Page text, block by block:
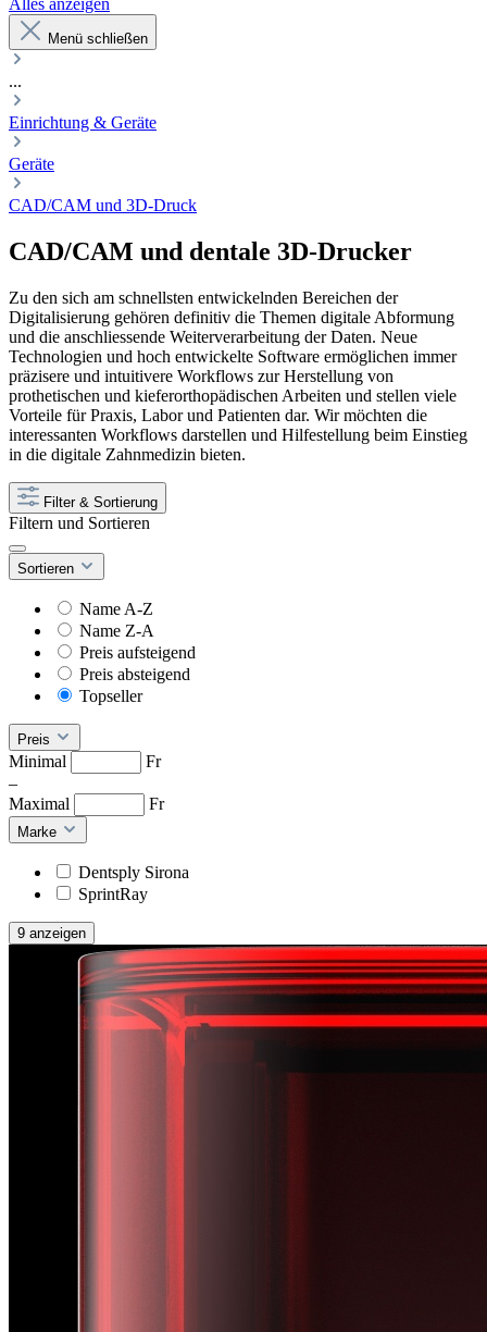
Alles anzeigen
Menü schließen
...
Einrichtung & Geräte
Geräte
CAD/CAM und 3D-Druck
CAD/CAM und dentale 3D-Drucker
Zu den sich am schnellsten entwickelnden Bereichen der
Digitalisierung gehören definitiv die Themen digitale Abformung
und die anschliessende Weiterverarbeitung der Daten. Neue
Technologien und hoch entwickelte Software ermöglichen immer
präzisere und intuitivere Workflows zur Herstellung von
prothetischen und kieferorthopädischen Arbeiten und stellen viele
Vorteile für Praxis, Labor und Patienten dar. Wir möchten die
interessanten Workflows darstellen und Hilfestellung beim Einstieg
in die digitale Zahnmedizin bieten.
Filter & Sortierung
Filtern und Sortieren
Sortieren
Name A-Z
Name Z-A
Preis aufsteigend
Preis absteigend
Topseller
Preis
Minimal
Fr
–
Maximal
Fr
Marke
Dentsply Sirona
SprintRay
9 anzeigen